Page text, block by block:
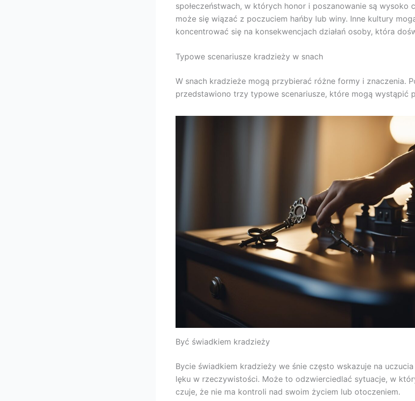
społeczeństwach, w których honor i poszanowanie są wysoko
może się wiązać z poczuciem hańby lub winy. Inne kultury
koncentrować się na konsekwencjach działań osoby, która
Typowe scenariusze kradzieży w snach
W snach kradzieże mogą przybierać różne formy i znaczenia.
przedstawiono trzy typowe scenariusze, które mogą wystąpić
Być świadkiem kradzieży
Bycie świadkiem kradzieży we śnie często wskazuje na
lęku w rzeczywistości. Może to odzwierciedlać sytuacje, w
czuje, że nie ma kontroli nad swoim życiem lub otoczeniem.